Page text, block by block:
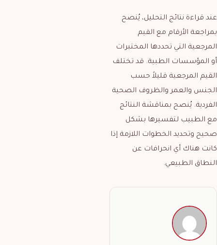
عند قراءة نتائج التحليل، يُنصح
بمراجعة الأرقام مع القيم
المرجعية التي تحددها المختبرات
أو المؤسسات الطبية. قد تختلف
القيم المرجعية قليلاً حسب
الجنس والعمر والظروف الصحية
الفردية. يُنصح بمناقشة النتائج
مع الطبيب لتفسيرها بشكل
صحيح وتحديد الخطوات اللازمة إذا
كانت هناك أي انحرافات عن
النطاق الطبيعي.